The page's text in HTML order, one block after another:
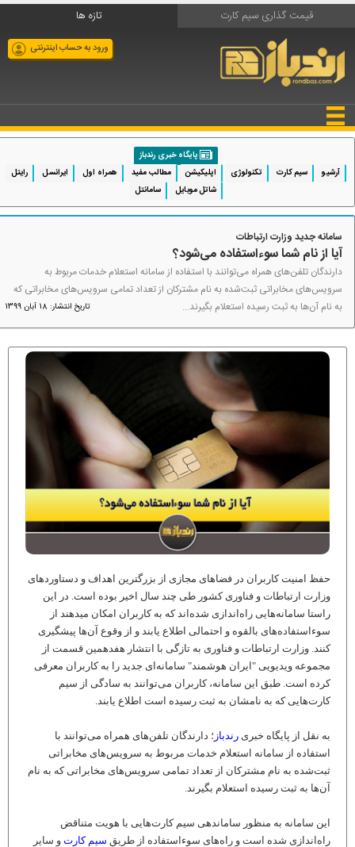
قیمت گذاری سیم کارت تازه ها
ورود به حساب اینترنتی
پایگاه خبری رندباز
آرشیو
سیم کارت تکنولوژی اپلیکیشن مطالب مفید همراه اول ایرانسل
رایتل
شاتل موبایل
سامانتل
سامانه جدید وزارت ارتباطات
آیا از نام شما سوءاستفاده می‌شود؟
دارندگان تلفن‌های همراه می‌توانند با استفاده از سامانه استعلام خدمات مربوط به
سرویس‌های مخابراتی ثبت‌شده به نام مشترکان از تعداد تمامی سرویس‌های مخابراتی که
به نام آن‌ها به ثبت رسیده استعلام بگیرند...
تاریخ انتشار: 18 آبان 1399
حفظ امنیت کاربران در فضاهای مجازی از بزرگترین اهداف و دستاوردهای
وزارت ارتباطات و فناوری کشور طی چند سال اخیر بوده است. در این
راستا سامانه‌هایی راه‌اندازی شده‌اند که به کاربران امکان میدهند از
سوءاستفاده‌های بالقوه و احتمالی اطلاع یابند و از وقوع آن‌ها پیشگیری
کنند. وزارت ارتباطات و فناوری به تازگی با انتشار هفدهمین قسمت از
مجموعه ویدیویی "ایران هوشمند" سامانه‌ای جدید را به کاربران معرفی
کرده است. طبق این سامانه، کاربران می‌توانند به سادگی از سیم
کارت‌هایی که به نامشان به ثبت رسیده است اطلاع یابند.
به نقل از پایگاه خبری رندباز ؛ دارندگان تلفن‌های همراه می‌توانند با
استفاده از سامانه استعلام خدمات مربوط به سرویس‌های مخابراتی
ثبت‌شده به نام مشترکان از تعداد تمامی سرویس‌های مخابراتی که به نام
آن‌ها به ثبت رسیده استعلام بگیرند.
این سامانه به منظور ساماندهی سیم کارت‌هایی با هویت متناقض
راه‌اندازی شده است و راه‌های سوءاستفاده از طریق سیم ‌کارت و سایر